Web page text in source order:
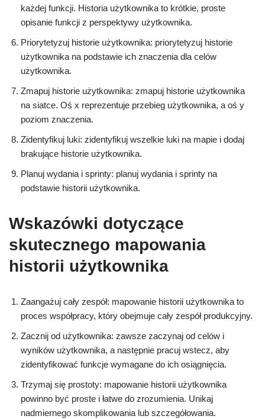
każdej funkcji. Historia użytkownika to krótkie, proste
opisanie funkcji z perspektywy użytkownika.
Priorytetyzuj historie użytkownika: priorytetyzuj historie
użytkownika na podstawie ich znaczenia dla celów
użytkownika.
Zmapuj historie użytkownika: zmapuj historie użytkownika
na siatce. Oś x reprezentuje przebieg użytkownika, a oś y
poziom znaczenia.
Zidentyfikuj luki: zidentyfikuj wszelkie luki na mapie i dodaj
brakujące historie użytkownika.
Planuj wydania i sprinty: planuj wydania i sprinty na
podstawie historii użytkownika.
Wskazówki dotyczące
skutecznego mapowania
historii użytkownika
Zaangażuj cały zespół: mapowanie historii użytkownika to
proces współpracy, który obejmuje cały zespół produkcyjny.
Zacznij od użytkownika: zawsze zaczynaj od celów i
wyników użytkownika, a następnie pracuj wstecz, aby
zidentyfikować funkcje wymagane do ich osiągnięcia.
Trzymaj się prostoty: mapowanie historii użytkownika
powinno być proste i łatwe do zrozumienia. Unikaj
nadmiernego skomplikowania lub szczegółowania.